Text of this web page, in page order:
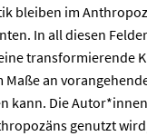
bleiben im
In all diesen
transformierende
an
kann. Die
genutzt